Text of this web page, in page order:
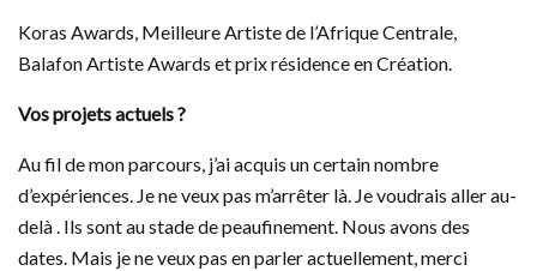
Koras Awards, Meilleure Artiste de l’Afrique Centrale,
Balafon Artiste Awards et prix résidence en Création.
Vos projets actuels ?
Au fil de mon parcours, j’ai acquis un certain nombre
d’expériences. Je ne veux pas m’arrêter là. Je voudrais aller au-
delà . Ils sont au stade de peaufinement. Nous avons des
dates. Mais je ne veux pas en parler actuellement, merci